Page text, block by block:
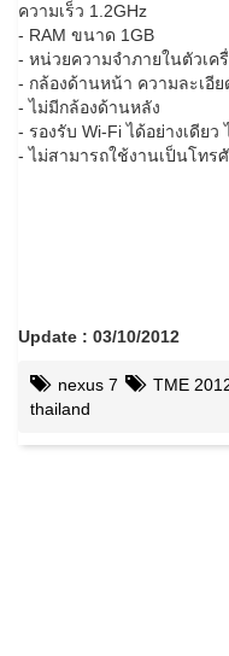
ความเร็ว 1.2GHz
- RAM ขนาด 1GB
- หน่วยความจำภายในตัวเค
- กล้องด้านหน้า ความละเอี
- ไม่มีกล้องด้านหลัง
- รองรับ Wi-Fi ได้อย่างเดียว
- ไม่สามารถใช้งานเป็นโทร
Update : 03/10/2012
nexus 7 TME
thailand